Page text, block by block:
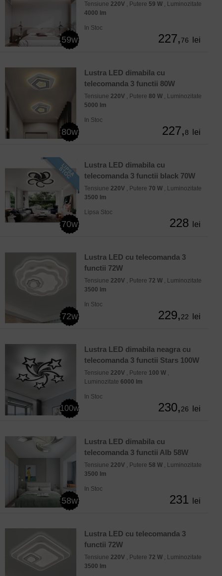
59w
Tensiune 220V , Putere 59 W , Luminozitate
4000 lm
In Stoc
227,76 lei
80w
Lustra LED dimabila cu
telecomanda 3 functii 80W
Tensiune 220V , Putere 80 W , Luminozitate
5000 lm
In Stoc
227,8 lei
70w
Lustra LED dimabila cu
telecomanda 3 functii black 70W
Tensiune 220V , Putere 70 W , Luminozitate
3500 lm
Lipsa Stoc
228 lei
72w
Lustra LED cu telecomanda 3
functii 72W
Tensiune 220V , Putere 72 W , Luminozitate
3500 lm
In Stoc
229,22 lei
100w
Lustra LED dimabila neagra cu
telecomanda 3 functii Stars 100W
Tensiune 220V , Putere 100 W ,
Luminozitate 6000 lm
In Stoc
230,26 lei
58w
Lustra LED dimabila cu
telecomanda 3 functii Alb 58W
Tensiune 220V , Putere 58 W , Luminozitate
3500 lm
In Stoc
231 lei
Lustra LED cu telecomanda 3
functii 72W
Tensiune 220V , Putere 72 W , Luminozitate
3500 lm